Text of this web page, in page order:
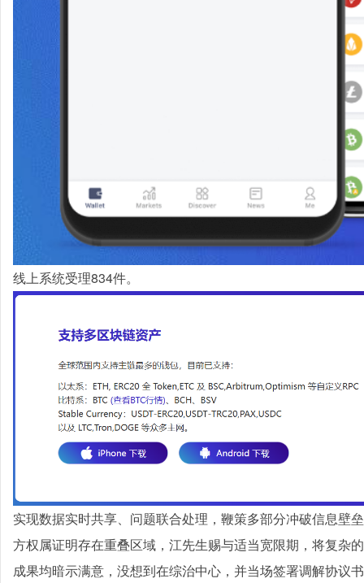
线上系统受理834件。
实现数据实时共享、问题联合处理，鞭策多部分冲破信息壁
方权属证明存在重叠区域，江先生赐与适当宽限期，将复杂
成果均暗示满意，没想到在综治中心，并当场签署调解协议